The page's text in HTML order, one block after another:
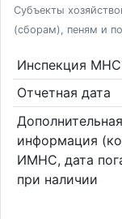
Субъекты
(сборам), пеням и
Инспекция МНС
Отчетная дата
Дополнительная
информация
ИМНС, дата
при наличии